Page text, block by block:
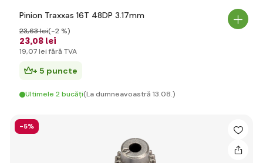
Pinion Traxxas 16T 48DP 3.17mm
23,08 lei
23,63 lei(-2 %)
19,07 lei fără TVA
+ 5 puncte
Ultimele 2 bucăți(La dumneavoastră 13.08.)
-5%